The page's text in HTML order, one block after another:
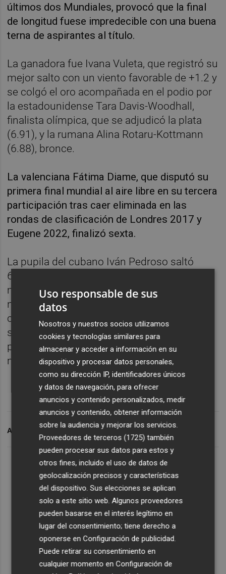
últimos dos Mundiales, provocó que la final
de longitud fuese impredecible con una buena
terna de aspirantes al título.
La ganadora fue Ivana Vuleta, que registró su
mejor salto con un viento favorable de +1.2 y
se colgó el oro acompañada en el podio por
la estadounidense Tara Davis-Woodhall,
finalista olímpica, que se adjudicó la plata
(6.91), y la rumana Alina Rotaru-Kottmann
(6.88), bronce.
La valenciana Fátima Diame, que disputó su
primera final mundial al aire libre en su tercera
participación tras caer eliminada en las
rondas de clasificación de Londres 2017 y
Eugene 2022, finalizó sexta.
La pupila del cubano Iván Pedroso saltó
6.82, igualando su mejor marca personal,
mientras que la también española de origen
nigeriano Tessy Ebosele, de 21 años,
compañera suya de entrenamientos, cerró
su primer Mundial absoluto con una octava
posición gracias a un mejor salto de 6.62
metros.
ARCHIVADO EN FÁTIMA DIAME
Uso responsable de sus
datos
Nosotros y nuestros socios utilizamos
cookies y tecnologías similares para
almacenar y acceder a información en su
dispositivo y procesar datos personales,
como su dirección IP, identificadores únicos
y datos de navegación, para ofrecer
anuncios y contenido personalizados, medir
anuncios y contenido, obtener información
sobre la audiencia y mejorar los servicios.
Proveedores de terceros (1725) también
pueden procesar sus datos para estos y
otros fines, incluido el uso de datos de
geolocalización precisos y características
del dispositivo. Sus elecciones se aplican
solo a este sitio web. Algunos proveedores
pueden basarse en el interés legítimo en
lugar del consentimiento; tiene derecho a
oponerse enConfiguración de publicidad.
Puede retirar su consentimiento en
cualquier momento enConfiguración de